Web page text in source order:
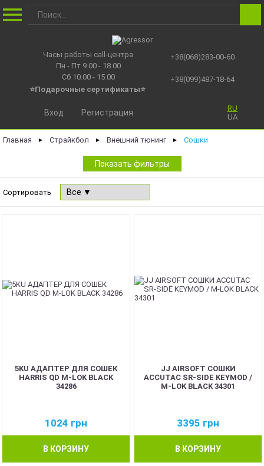
Часы работы call-центра
Пн - Пт 9.00 - 18.00
Сб 10.00 - 15.00
⭐Подарочные сертификаты⭐
+38(068)283-00-60
+38(099)487-18-64
RU
UA
Вход Регистрация
Главная ► Страйкбол ► Внешний тюнинг ► Сошки
Показать фильтры
Сортировать
5KU АДАПТЕР ДЛЯ СОШЕК
HARRIS QD M-LOK BLACK
34286
1024 грн
В КОРЗИНУ
JJ AIRSOFT СОШКИ
ACCUTAC SR-SIDE KEYMOD /
M-LOK BLACK 34301
3395 грн
В КОРЗИНУ